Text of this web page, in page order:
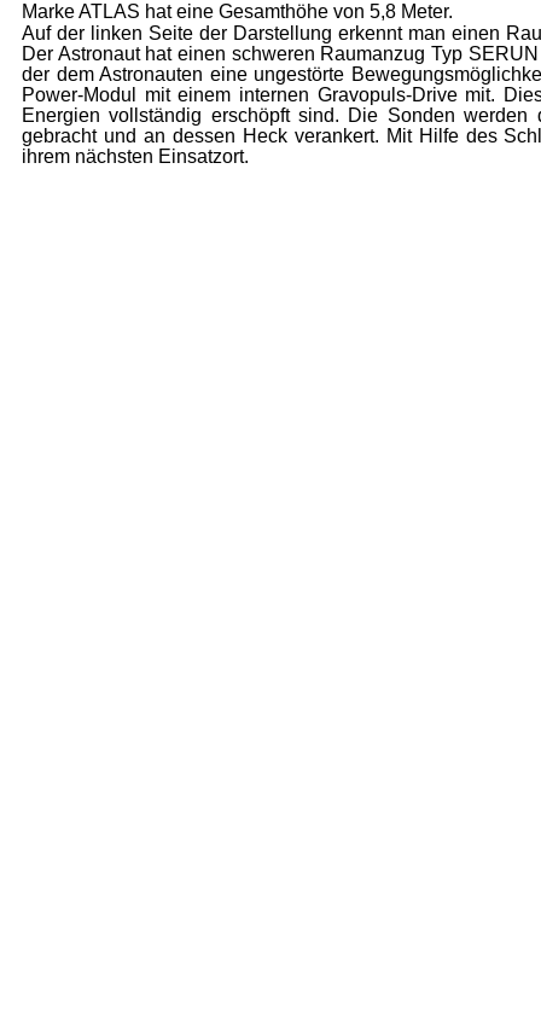
Marke ATLAS hat eine Gesamthöhe von 5,8 Meter.
Auf der linken Seite der Darstellung erkennt man ei­nen
Der Astronaut hat einen schweren Raumanzug Typ
der dem Astronauten eine ungestörte
Power-Modul mit einem internen Gravopuls-Drive mit.
Energien vollständig erschöpft sind. Die Sonden
gebracht und an dessen Heck verankert. Mit Hilfe des
ihrem nächsten Einsatzort.